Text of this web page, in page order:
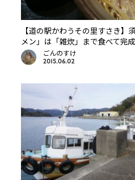
【道の駅かわうその里すさき】
メン」は「雑炊」まで食べて完成
ごんのすけ
2015.06.02